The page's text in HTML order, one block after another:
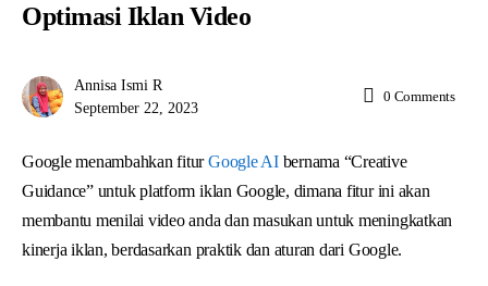
Optimasi Iklan Video
Annisa Ismi R
September 22, 2023
0 Comments
Google menambahkan fiturGoogle AIbernama “Creative
Guidance” untuk platform iklan Google, dimana fitur ini akan
membantu menilai video anda dan masukan untuk meningkatkan
kinerja iklan, berdasarkan praktik dan aturan dari Google.